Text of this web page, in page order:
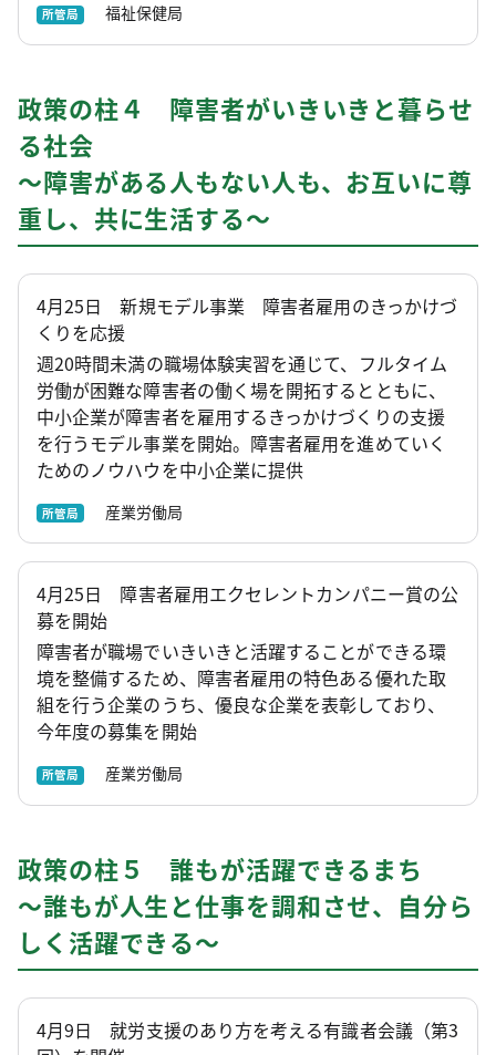
所管局 福祉保健局
政策の柱４ 障害者がいきいきと暮らせ
る社会
～障害がある人もない人も、お互いに尊
重し、共に生活する～
4月25日 新規モデル事業 障害者雇用のきっかけづ
くりを応援
週20時間未満の職場体験実習を通じて、フルタイム
労働が困難な障害者の働く場を開拓するとともに、
中小企業が障害者を雇用するきっかけづくりの支援
を行うモデル事業を開始。障害者雇用を進めていく
ためのノウハウを中小企業に提供
所管局 産業労働局
4月25日 障害者雇用エクセレントカンパニー賞の公
募を開始
障害者が職場でいきいきと活躍することができる環
境を整備するため、障害者雇用の特色ある優れた取
組を行う企業のうち、優良な企業を表彰しており、
今年度の募集を開始
所管局 産業労働局
政策の柱５ 誰もが活躍できるまち
～誰もが人生と仕事を調和させ、自分ら
しく活躍できる～
4月9日 就労支援のあり方を考える有識者会議（第3